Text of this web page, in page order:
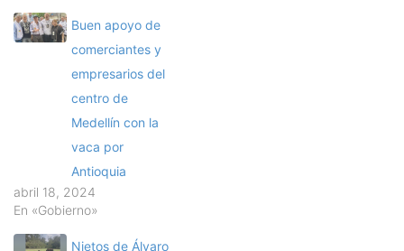
Buen apoyo de
comerciantes y
empresarios del
centro de
Medellín con la
vaca por
Antioquia
abril 18, 2024
En «Gobierno»
Nietos de Álvaro